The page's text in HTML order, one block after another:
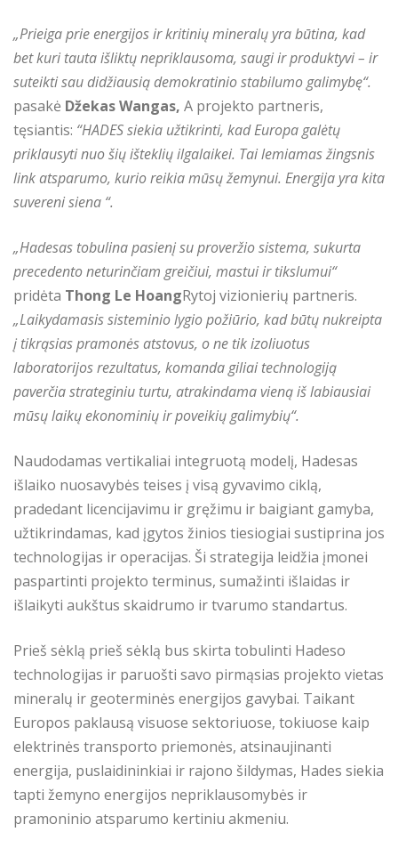
„Prieiga prie energijos ir kritinių mineralų yra būtina, kad
bet kuri tauta išliktų nepriklausoma, saugi ir produktyvi – ir
suteikti sau didžiausią demokratinio stabilumo galimybę“.
pasakė Džekas Wangas, A projekto partneris,
tęsiantis: “HADES siekia užtikrinti, kad Europa galėtų
priklausyti nuo šių išteklių ilgalaikei. Tai lemiamas žingsnis
link atsparumo, kurio reikia mūsų žemynui. Energija yra kita
suvereni siena “.
„Hadesas tobulina pasienį su proveržio sistema, sukurta
precedento neturinčiam greičiui, mastui ir tikslumui“
pridėta Thong Le HoangRytoj vizionierių partneris.
„Laikydamasis sisteminio lygio požiūrio, kad būtų nukreipta
į tikrąsias pramonės atstovus, o ne tik izoliuotus
laboratorijos rezultatus, komanda giliai technologiją
paverčia strateginiu turtu, atrakindama vieną iš labiausiai
mūsų laikų ekonominių ir poveikių galimybių“.
Naudodamas vertikaliai integruotą modelį, Hadesas
išlaiko nuosavybės teises į visą gyvavimo ciklą,
pradedant licencijavimu ir gręžimu ir baigiant gamyba,
užtikrindamas, kad įgytos žinios tiesiogiai sustiprina jos
technologijas ir operacijas. Ši strategija leidžia įmonei
paspartinti projekto terminus, sumažinti išlaidas ir
išlaikyti aukštus skaidrumo ir tvarumo standartus.
Prieš sėklą prieš sėklą bus skirta tobulinti Hadeso
technologijas ir paruošti savo pirmąsias projekto vietas
mineralų ir geoterminės energijos gavybai. Taikant
Europos paklausą visuose sektoriuose, tokiuose kaip
elektrinės transporto priemonės, atsinaujinanti
energija, puslaidininkiai ir rajono šildymas, Hades siekia
tapti žemyno energijos nepriklausomybės ir
pramoninio atsparumo kertiniu akmeniu.